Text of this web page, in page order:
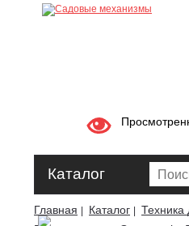
Каталог
Главная Каталог Техника